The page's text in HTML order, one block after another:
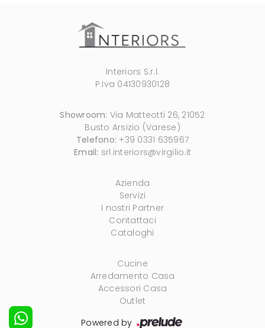
Interiors S.r.l.
P.Iva 04130930128
Showroom: Via Matteotti 26, 21052
Busto Arsizio (Varese)
Telefono: +39 0331 635967
Email: srl.interiors@virgilio.it
Azienda
Servizi
I nostri Partner
Contattaci
Cataloghi
Cucine
Arredamento Casa
Accessori Casa
Outlet
Powered by